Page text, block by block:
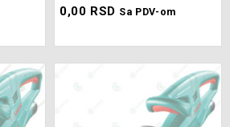
5
0,00 RSD Sa PDV-om